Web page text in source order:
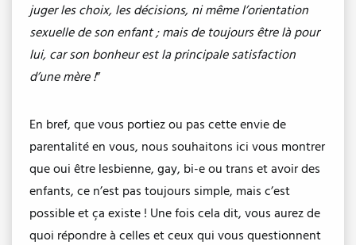
juger les choix, les décisions, ni même l’orientation
sexuelle de son enfant ; mais de toujours être là pour
lui, car son bonheur est la principale satisfaction
d’une mère !”
En bref, que vous portiez ou pas cette envie de
parentalité en vous, nous souhaitons ici vous montrer
que oui être lesbienne, gay, bi-e ou trans et avoir des
enfants, ce n’est pas toujours simple, mais c’est
possible et ça existe ! Une fois cela dit, vous aurez de
quoi répondre à celles et ceux qui vous questionnent